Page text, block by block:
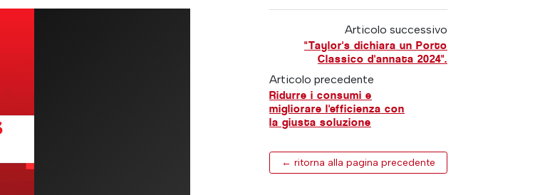
Articolo successivo
"Taylor's dichiara un Porto
Classico d'annata 2024".
Articolo precedente
Ridurre i consumi e
migliorare l'efficienza con
la giusta soluzione
← ritorna alla pagina precedente